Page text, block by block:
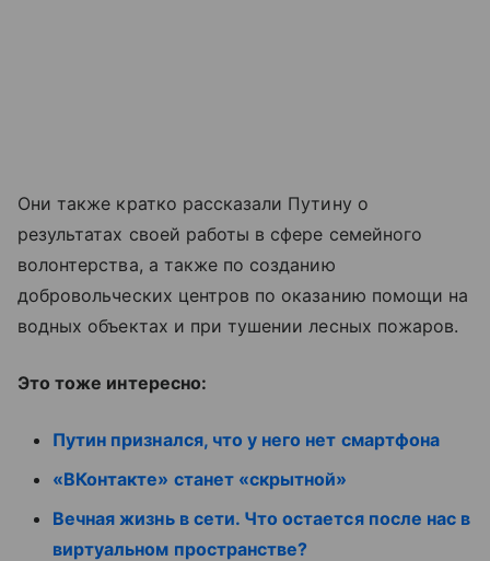
Они также кратко рассказали Путину о
результатах своей работы в сфере семейного
волонтерства, а также по созданию
добровольческих центров по оказанию помощи на
водных объектах и при тушении лесных пожаров.
Это тоже интересно:
Путин признался, что у него нет смартфона
«ВКонтакте» станет «скрытной»
Вечная жизнь в сети. Что остается после нас в
виртуальном пространстве?